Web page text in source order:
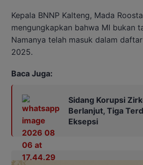
Kepala BNNP Kalteng, Mada
mengungkapkan bahwa MI bukan
Namanya telah masuk dalam
2025.
Baca Juga:
Sidang Korupsi
Berlanjut, Tiga
Eksepsi